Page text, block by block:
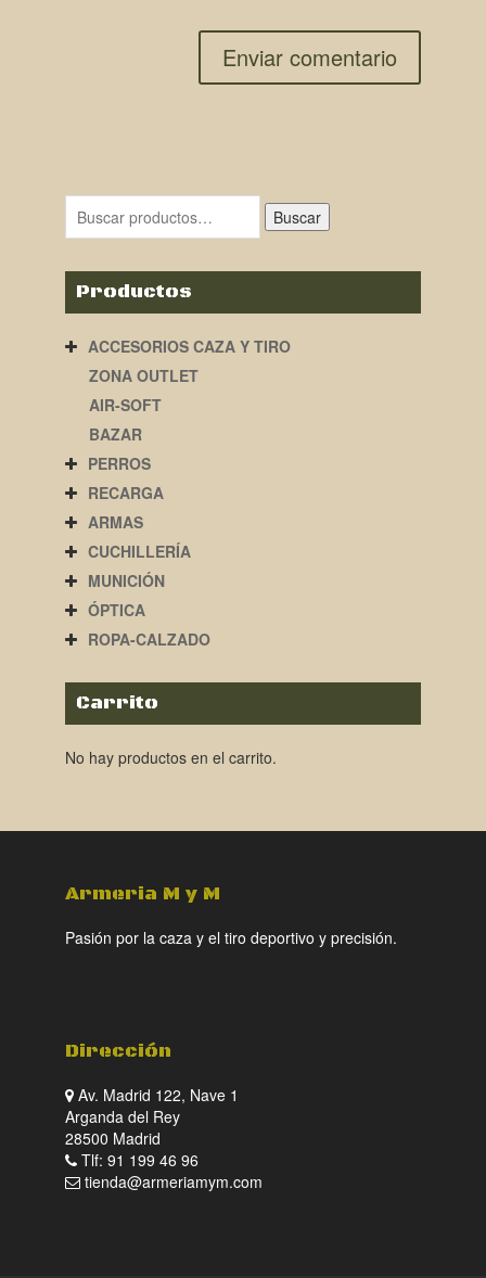
Buscar
Productos
ACCESORIOS CAZA Y TIRO
ZONA OUTLET
AIR-SOFT
BAZAR
PERROS
RECARGA
ARMAS
CUCHILLERÍA
MUNICIÓN
ÓPTICA
ROPA-CALZADO
Carrito
No hay productos en el carrito.
Armeria M y M
Pasión por la caza y el tiro deportivo y precisión.
Dirección
Av. Madrid 122, Nave 1
Arganda del Rey
28500 Madrid
Tlf: 91 199 46 96
tienda@armeriamym.com